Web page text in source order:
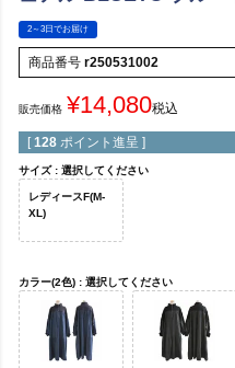
2～3日でお届け
商品番号 r250531002
販売価格 ¥14,080税込
[ 128 ポイント進呈 ]
サイズ 選択してください
レディースF(M-
XL)
カラー(2色) 選択してください